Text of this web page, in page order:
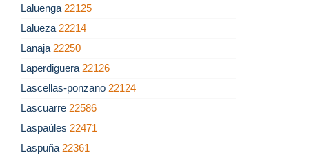
Laluenga 22125
Lalueza 22214
Lanaja 22250
Laperdiguera 22126
Lascellas-ponzano 22124
Lascuarre 22586
Laspaúles 22471
Laspuña 22361